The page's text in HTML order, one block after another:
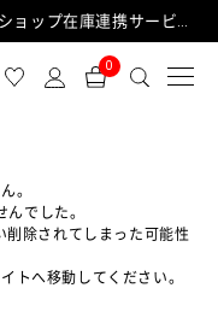
完売でもリアルショップ在庫が買える「ショップ在庫連携サービス」が日中もご利用可能になりました！
0
。
でした。
削除されてしまった可能性
トへ移動してください。